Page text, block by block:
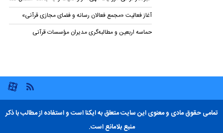
آغاز فعالیت «مجمع فعالان رسانه و فضای مجازی قرآنی»
حماسه اربعین و مطالبه‌گری مدیران مؤسسات قرآنی
تمامی حقوق مادی و معنوی این سایت متعلق به ایکنا است و استفاده از مطالب با ذکر
منبع بلامانع است.